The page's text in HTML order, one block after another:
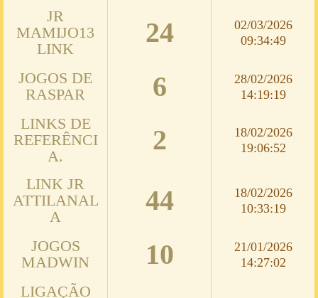
JR
MAMIJO13
LINK
24
02/03/2026
09:34:49
JOGOS DE
RASPAR
6
28/02/2026
14:19:19
LINKS DE
REFERÊNCI
A.
2
18/02/2026
19:06:52
LINK JR
ATTILANAL
A
44
18/02/2026
10:33:19
JOGOS
MADWIN
10
21/01/2026
14:27:02
LIGAÇÃO